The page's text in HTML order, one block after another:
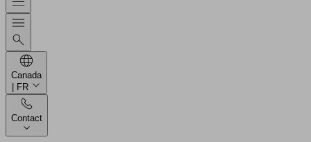
Canada
| FR
Contact